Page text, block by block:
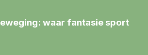
waar fantasie sport